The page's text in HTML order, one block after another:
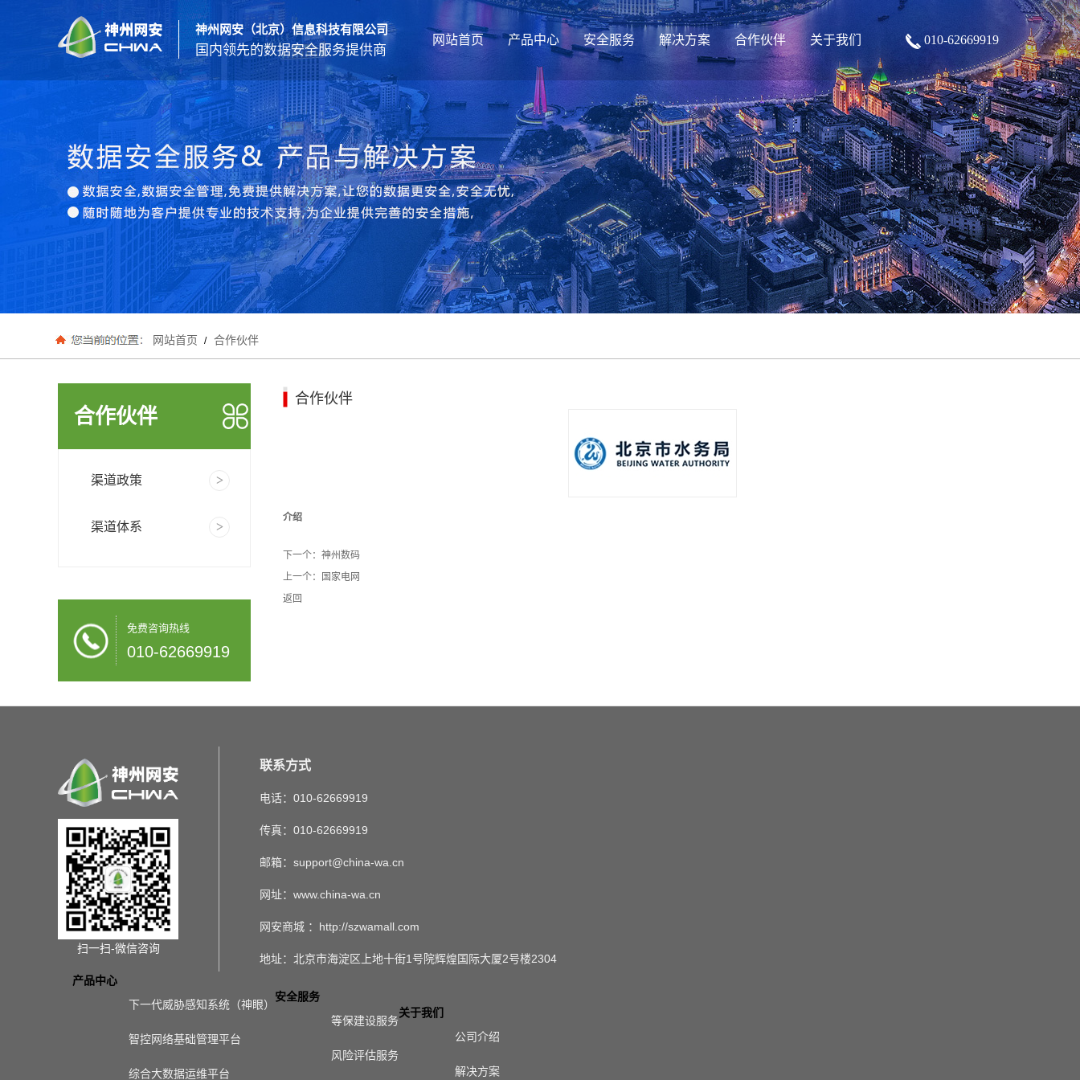
神州网安（北京）信息科技有限公司
国内领先的数据安全服务提供商
网站首页 产品中心 安全服务 解决方案 合作伙伴 关于我们 010-62669919
网站首页 / 合作伙伴
合作伙伴
渠道政策
渠道体系
免费咨询热线
010-62669919
合作伙伴
介绍
下一个： 神州数码
上一个：
国家电网
返回
扫一扫-微信咨询
联系方式
电话：010-62669919
传真：010-62669919
邮箱：support@china-wa.cn
网址：www.china-wa.cn
网安商城 ：http://szwamall.com
地址：北京市海淀区上地十街1号院辉煌国际大厦2号楼2304
产品中心
下一代威胁感知系统（神眼）
智控网络基础管理平台
综合大数据运维平台
安全服务
等保建设服务
风险评估服务
关于我们
公司介绍
解决方案